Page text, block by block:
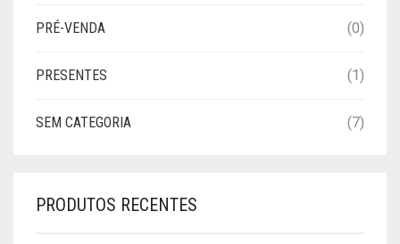
PRÉ-VENDA (0)
PRESENTES (1)
SEM CATEGORIA (7)
PRODUTOS RECENTES